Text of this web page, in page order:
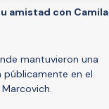
amistad con Camila
mantuvieron una
públicamente en el